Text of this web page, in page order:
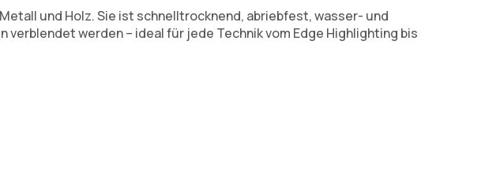
und Holz. Sie ist schnelltrocknend, abriebfest, wasser- und
werden – ideal für jede Technik vom Edge Highlighting bis